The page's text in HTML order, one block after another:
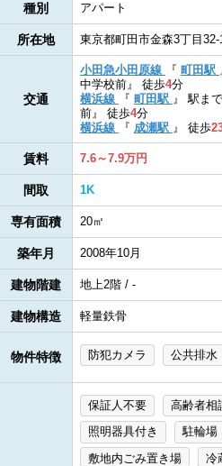
種別 アパート
所在地 東京都町田市金森3丁目32-
交通
小田急小田原線 『 町田駅
中学校前』 徒歩4分
横浜線
『 町田駅 』駅ま
前』 徒歩4分
横浜線
『 成瀬駅 』 徒歩
賃料 7.6～7.9万円
間取 1K
専有面積 20㎡
築年月 2008年10月
建物階建 地上2階 / -
建物構造 軽量鉄骨
物件特徴 防犯カメラ 公共排水
保証人不要 高齢者相
照明器具付き
駐輪場
敷地内ごみ置き場
冷